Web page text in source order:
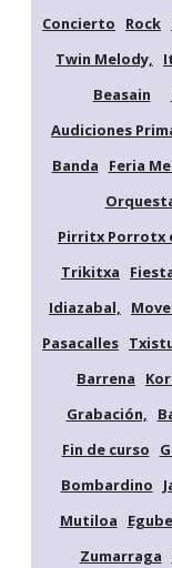
Concierto
Rock
Twin Melody,
Beasain
Audiciones
Banda
Feria
Pirritx Porrotx
Trikitxa
Idiazabal,
Pasacalles
Barrena
Grabación,
Fin de curso
Bombardino
Mutiloa
Zumarraga